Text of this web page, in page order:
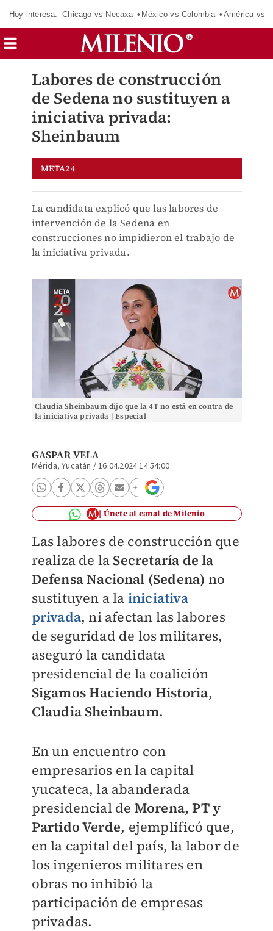
Hoy interesa: Chicago vs Necaxa México vs Colombia América vs
Labores de construcción
de Sedena no sustituyen a
iniciativa privada:
Sheinbaum
META24
La candidata explicó que las labores de
intervención de la Sedena en
construcciones no impidieron el trabajo de
la iniciativa privada.
Claudia Sheinbaum dijo que la 4T no está en contra de
la iniciativa privada | Especial
GASPAR VELA
Mérida, Yucatán /16.04.2024 14:54:00
Únete al canal de Milenio
Las labores de construcción que
realiza de la Secretaría de la
Defensa Nacional (Sedena) no
sustituyen a la iniciativa
privada, ni afectan las labores
de seguridad de los militares,
aseguró la candidata
presidencial de la coalición
Sigamos Haciendo Historia,
Claudia Sheinbaum.
En un encuentro con
empresarios en la capital
yucateca, la abanderada
presidencial de Morena, PT y
Partido Verde, ejemplificó que,
en la capital del país, la labor de
los ingenieros militares en
obras no inhibió la
participación de empresas
privadas.